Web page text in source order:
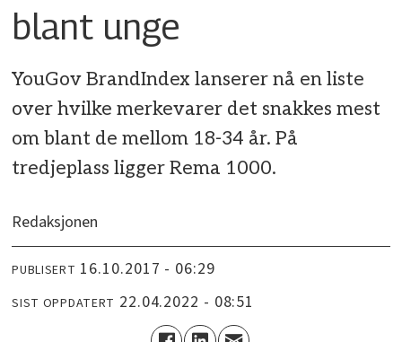
blant unge
YouGov BrandIndex lanserer nå en liste
over hvilke merkevarer det snakkes mest
om blant de mellom 18-34 år. På
tredjeplass ligger Rema 1000.
Redaksjonen
PUBLISERT 16.10.2017 - 06:29
SIST OPPDATERT 22.04.2022 - 08:51